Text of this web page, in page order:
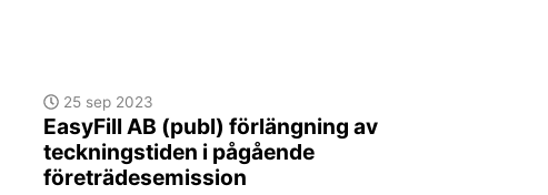
25 sep 2023
EasyFill AB (publ) förlängning av
teckningstiden i pågående
företrädesemission